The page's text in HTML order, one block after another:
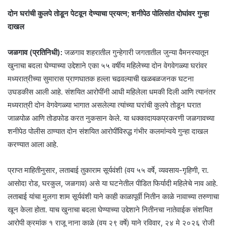
दोन घरांची कुलपे तोडून पेटवून देण्याचा प्रयत्न; शनीपेठ पोलिसांत दोघांवर गुन्हा
दाखल
जळगाव (प्रतिनिधी):जळगाव शहरातील गुन्हेगारी जगतातील जुन्या वैमनस्यातून
खुनाचा बदला घेण्याच्या उद्देशाने एका ५५ वर्षीय महिलेच्या दोन वेगवेगळ्या घरांवर
मध्यरात्रीच्या सुमारास प्राणघातक हल्ला चढवल्याची खळबळजनक घटना
उघडकीस आली आहे. संशयित आरोपींनी आधी महिलेला धमकी दिली आणि त्यानंतर
मध्यरात्री दोन वेगवेगळ्या भागात असलेल्या त्यांच्या घरांची कुलपे तोडून घरात
जाळपोळ आणि तोडफोड करत नुकसान केले. या धक्कादायकप्रकरणी जळगावच्या
शनीपेठ पोलीस ठाण्यात दोन संशयित आरोपींविरुद्ध गंभीर कलमांन्वये गुन्हा दाखल
करण्यात आला आहे.
प्राप्त माहितीनुसार, लताबाई तुकाराम सूर्यवंशी (वय ५५ वर्षे, व्यवसाय-गृहिणी, रा.
आसोदा रोड, घरकुल, जळगाव) असे या घटनेतील पीडित फिर्यादी महिलेचे नाव आहे.
लताबाई यांचा मुलगा शाम सूर्यवंशी याने काही काळापूर्वी नितीन काळे नावाच्या तरुणाचा
खून केला होता. याच खुनाचा बदला घेण्याच्या उद्देशाने नितीनचा नातेवाईक संशयित
आरोपी क्रमांक १ राजू नाना काळे (वय २९ वर्षे) याने रविवार, २४ मे २०२६ रोजी